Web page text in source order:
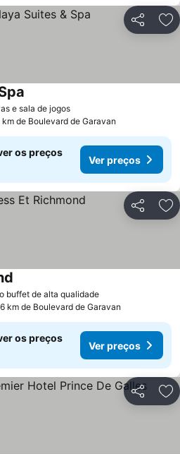
Partilhar
e sala de jogos
km de Boulevard de Garavan
os preços
Ver preços
Partilhar
buffet de alta qualidade
km de Boulevard de Garavan
os preços
Ver preços
Partilhar